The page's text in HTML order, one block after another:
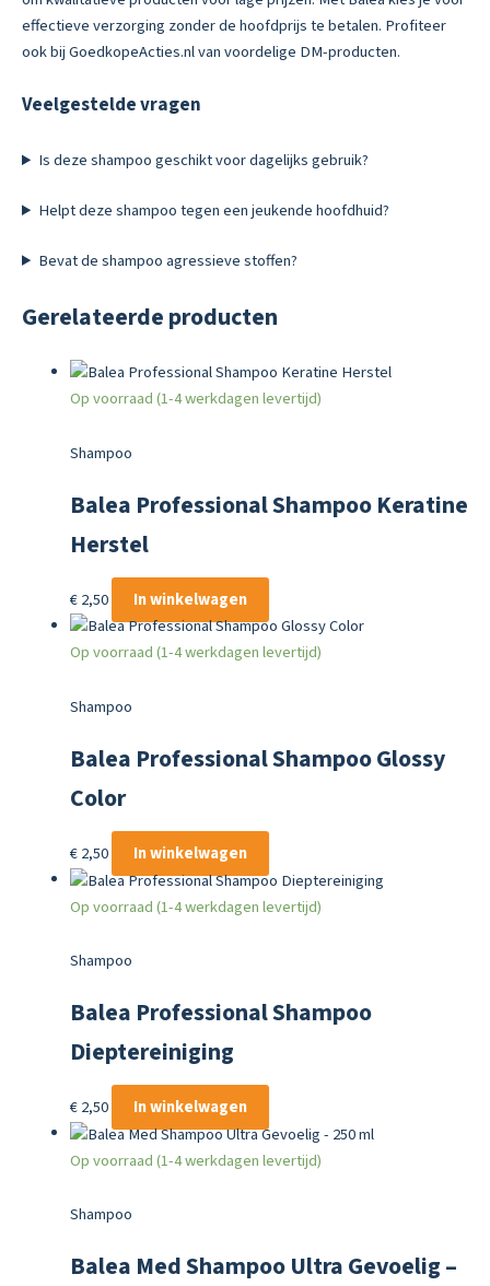
effectieve verzorging zonder de hoofdprijs te betalen. Profiteer
ook bij GoedkopeActies.nl van voordelige DM-producten.
Veelgestelde vragen
Is deze shampoo geschikt voor dagelijks gebruik?
Helpt deze shampoo tegen een jeukende hoofdhuid?
Bevat de shampoo agressieve stoffen?
Gerelateerde producten
Op voorraad (1-4 werkdagen levertijd)
Shampoo
Balea Professional Shampoo Keratine
Herstel
€2,50 In winkelwagen
Op voorraad (1-4 werkdagen levertijd)
Shampoo
Balea Professional Shampoo Glossy
Color
€2,50 In winkelwagen
Op voorraad (1-4 werkdagen levertijd)
Shampoo
Balea Professional Shampoo
Dieptereiniging
€2,50 In winkelwagen
Op voorraad (1-4 werkdagen levertijd)
Shampoo
Balea Med Shampoo Ultra Gevoelig –